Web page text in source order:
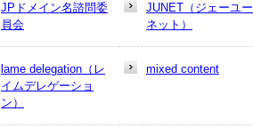
JPドメイン名諮問委
員会
JUNET（ジェーユー
ネット）
lame delegation（レ
イムデレゲーショ
ン）
mixed content